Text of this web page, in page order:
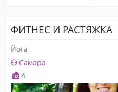
ФИТНЕС И РАСТЯЖКА
Йога
Самара
4